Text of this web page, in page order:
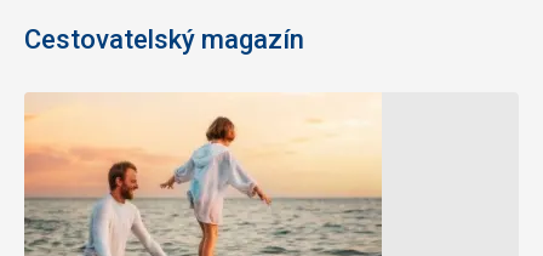
Cestovatelský magazín